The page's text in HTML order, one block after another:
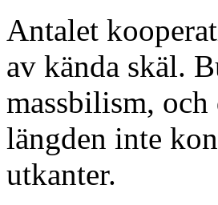
Antalet
av kända skäl.
massbilism, och
längden inte
utkanter.